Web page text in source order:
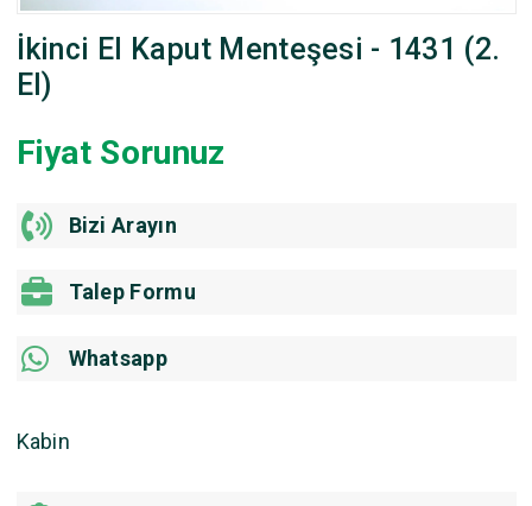
İkinci El Kaput Menteşesi - 1431 (2.
El)
Fiyat Sorunuz
Bizi Arayın
Talep Formu
Whatsapp
Kabin